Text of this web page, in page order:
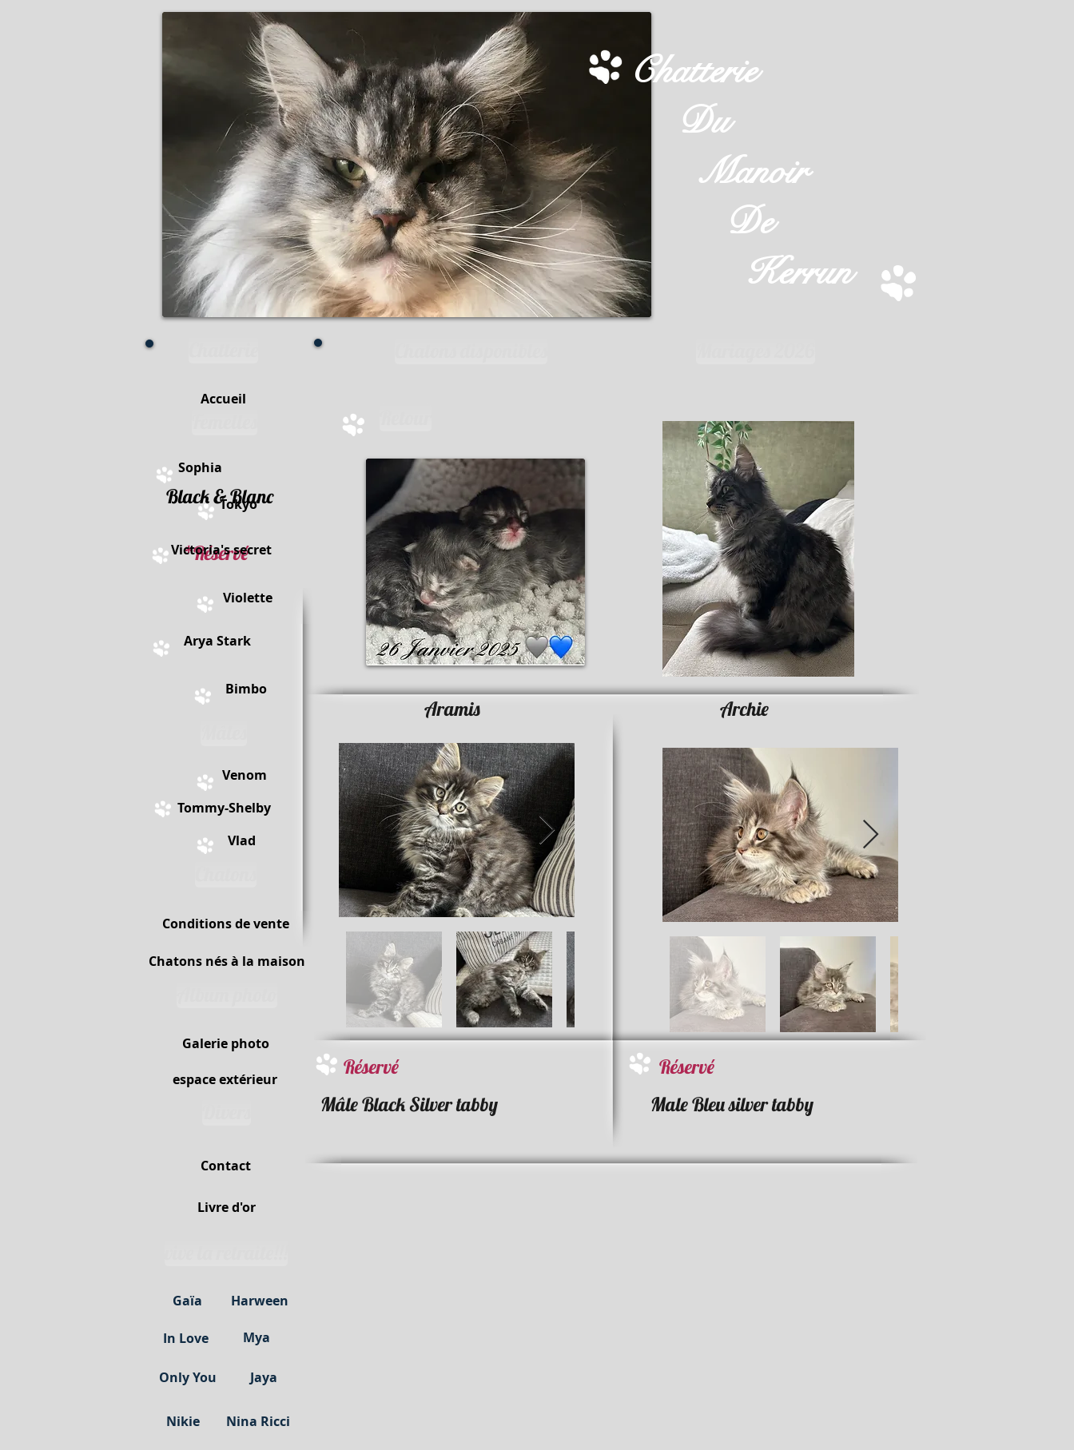
Chatterie
Du
Manoir
De
Kerrun
Black & Blanc
*Réservé
Aramis
Mâle Black Silver tabby Male Bleu silver tabby
Archie
Réservé
Réservé
Accueil
Sophia
Tokyo
Victoria's secret
Violette
Arya Stark
Bimbo
Venom
Tommy-Shelby
Vlad
Conditions de vente
Chatons nés à la maison
Galerie photo
espace extérieur
Contact
Livre d'or
Gaïa Harween
In Love Mya
Only You Jaya
Nina Ricci
Nikie